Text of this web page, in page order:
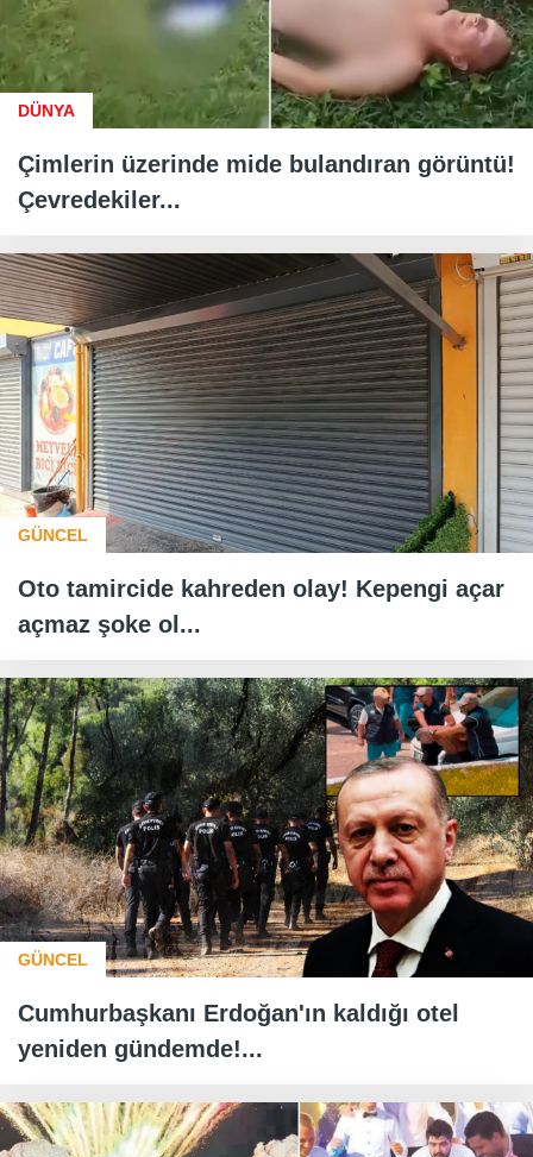
DÜNYA
Çimlerin üzerinde mide bulandıran görüntü!
Çevredekiler...
GÜNCEL
Oto tamircide kahreden olay! Kepengi açar
açmaz şoke ol...
GÜNCEL
Cumhurbaşkanı Erdoğan'ın kaldığı otel
yeniden gündemde!...